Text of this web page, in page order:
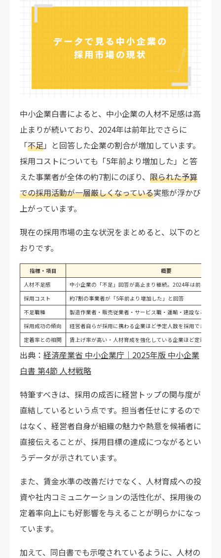
中小企業白書によると、中小企業の人材不足感は高
止まりが続いており、2024年は前年比でさらに
「不足」と回答した企業の割合が増加しています。
採用コストについても「5年前より増加した」と答
えた事業者が全体の約7割にのぼり、 限られた予算
での採用活動が一層厳しくなっている実態が浮かび
上がっています。
現在の採用市場の主な状況をまとめると、以下のと
おりです。
指標・項目
概要
人材不足感
中小企業の「不足」回答が高止まり継続。2024年は前年比で
採用コスト
約7割の事業者が「5年前より増加した」と回答
不足職種
製造作業者・販売従業者・サービス職・運輸・建設など現業
採用成功の傾向
経営者自らが採用に携わる企業ほど予定人数を採用できてい
定着率との相関
賃上げ率が高い・人材育成を強化している企業ほど定着率7
出典： 経済産業省 中小企業庁｜2025年版 中小企業
白書 第4節 人材戦略
特筆すべきは、採用の成否に経営トップの関与度が
直結しているという点です。担当者任せにするので
はなく、経営者自身が組織の魅力や熱意を候補者に
直接伝えることが、採用目標の達成につながるとい
うデータが示されています。
また、賃金水準の改善だけでなく、人材育成への投
資や社内コミュニケーションの活性化が、採用後の
定着率向上にも好影響を与えることが明らかになっ
ています。
加えて、同白書でも示唆されているように、人材の